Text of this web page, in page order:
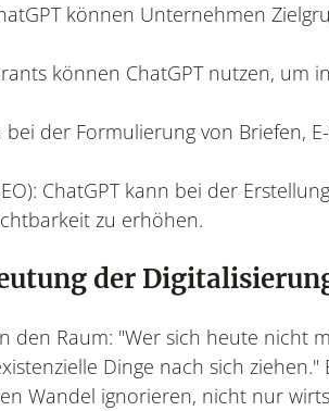
können Unternehmen
können ChatGPT nutzen, um
bei der Formulierung von Briefen,
ChatGPT kann bei der
zu erhöhen.
der
den Raum: "Wer sich heute nicht
Dinge nach sich
Wandel ignorieren, nicht nur